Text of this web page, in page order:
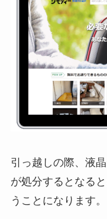
引っ越しの際、液
が処分するとなる
うことになります。